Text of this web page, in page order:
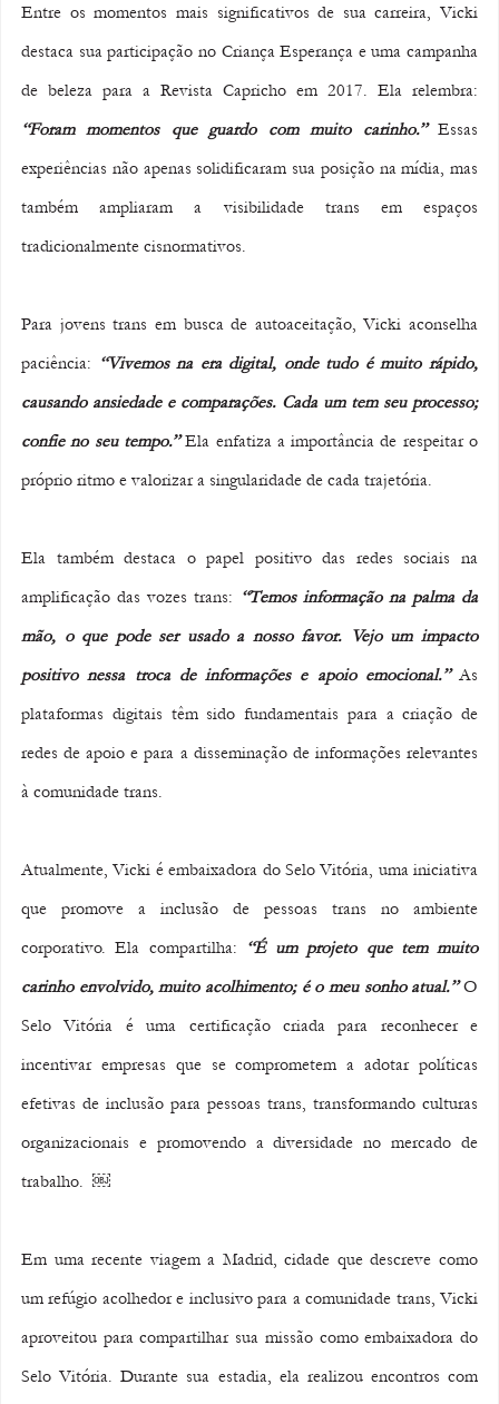
Entre os momentos mais significativos de sua carreira, Vicki
destaca sua participação no Criança Esperança e uma campanha
“Foram momentos que guardo com muito carinho.” Essas
experiências não apenas solidificaram sua posição na mídia, mas
também ampliaram a visibilidade trans em espaços
tradicionalmente cisnormativos.
Para jovens trans em busca de autoaceitação, Vicki aconselha
paciência: “Vivemos na era digital, onde tudo é muito rápido,
causando ansiedade e comparações. Cada um tem seu processo;
confie no seu tempo.” Ela enfatiza a importância de respeitar o
próprio ritmo e valorizar a singularidade de cada trajetória.
Ela também destaca o papel positivo das redes sociais na
amplificação das vozes trans: “Temos informação na palma da
mão, o que pode ser usado a nosso favor. Vejo um impacto
positivo nessa troca de informações e apoio emocional.” As
plataformas digitais têm sido fundamentais para a criação de
redes de apoio e para a disseminação de informações relevantes
à comunidade trans.
Atualmente, Vicki é embaixadora do Selo Vitória, uma iniciativa
que promove a inclusão de pessoas trans no ambiente
corporativo. Ela compartilha:
“É um projeto que tem muito
carinho envolvido, muito acolhimento; é o meu sonho atual.” O
Selo Vitória é uma certificação criada para reconhecer e
incentivar empresas que se comprometem a adotar políticas
efetivas de inclusão para pessoas trans, transformando culturas
organizacionais e promovendo a diversidade no mercado de
trabalho.  ￼
Em uma recente viagem a Madrid, cidade que descreve como
um refúgio acolhedor e inclusivo para a comunidade trans, Vicki
aproveitou para compartilhar sua missão como embaixadora do
Selo Vitória. Durante sua estadia, ela realizou encontros com